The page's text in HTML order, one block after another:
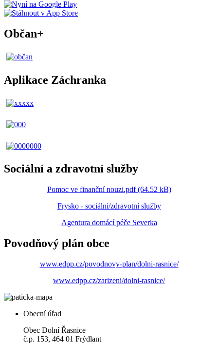
Občan+
Aplikace Záchranka
Sociální a zdravotní služby
Pomoc ve finanční nouzi.pdf (64.52 kB)
Frysko - sociální/zdravotní služby
Agentura domácí péče Severka
Povodňový plán obce
www.edpp.cz/povodnovy-plan/dolni-rasnice/
www.edpp.cz/zarizeni/dolni-rasnice/
Obecní úřad
Obec Dolní Řasnice
č.p. 153, 464 01 Frýdlant